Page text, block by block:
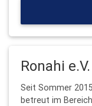
Ronahi e.V.
Seit Sommer
betreut im